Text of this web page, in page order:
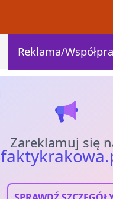
Reklama/
Zareklamuj się